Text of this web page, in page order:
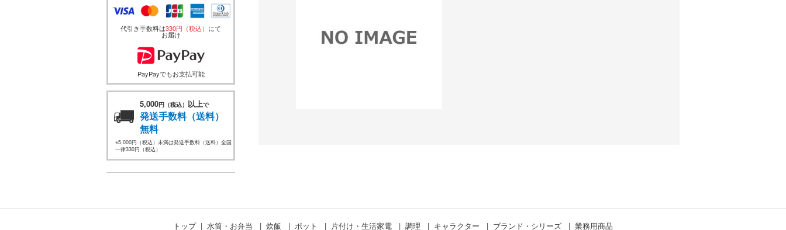
代引き手数料は330円（税込） にて
お届け
PayPayでもお支払可能
5,000円（税込） 以上で
発送手数料（送料）
無料
※5,000円（税込）未満は発送手数料（送料）全国
一律330円（税込）
トップ 水筒・お弁当 炊飯 ポット 片付け・生活家電 調理 キャラクター ブランド・シリーズ 業務用商品